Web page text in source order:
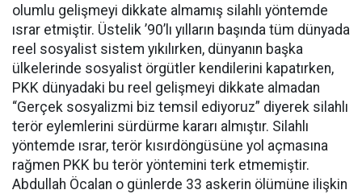
olumlu gelişmeyi dikkate almamış silahlı yöntemde
ısrar etmiştir. Üstelik ’90’lı yılların başında tüm dünyada
reel sosyalist sistem yıkılırken, dünyanın başka
ülkelerinde sosyalist örgütler kendilerini kapatırken,
PKK dünyadaki bu reel gelişmeyi dikkate almadan
“Gerçek sosyalizmi biz temsil ediyoruz” diyerek silahlı
terör eylemlerini sürdürme kararı almıştır. Silahlı
yöntemde ısrar, terör kısırdöngüsüne yol açmasına
rağmen PKK bu terör yöntemini terk etmemiştir.
Abdullah Öcalan o günlerde 33 askerin ölümüne ilişkin